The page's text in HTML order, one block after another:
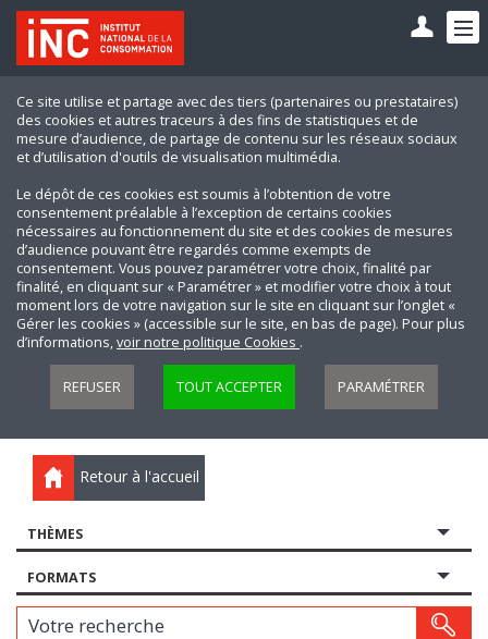
Ce site utilise et partage avec des tiers (partenaires ou prestataires)
des cookies et autres traceurs à des fins de statistiques et de
mesure d’audience, de partage de contenu sur les réseaux sociaux
et d’utilisation d'outils de visualisation multimédia.
Le dépôt de ces cookies est soumis à l’obtention de votre
consentement préalable à l’exception de certains cookies
nécessaires au fonctionnement du site et des cookies de mesures
d’audience pouvant être regardés comme exempts de
consentement. Vous pouvez paramétrer votre choix, finalité par
finalité, en cliquant sur « Paramétrer » et modifier votre choix à tout
moment lors de votre navigation sur le site en cliquant sur l’onglet «
Gérer les cookies » (accessible sur le site, en bas de page). Pour plus
d’informations,voir notre politique Cookies .
REFUSER TOUT ACCEPTER PARAMÉTRER
Retour à l'accueil
THÈMES
FORMATS
Votre recherche